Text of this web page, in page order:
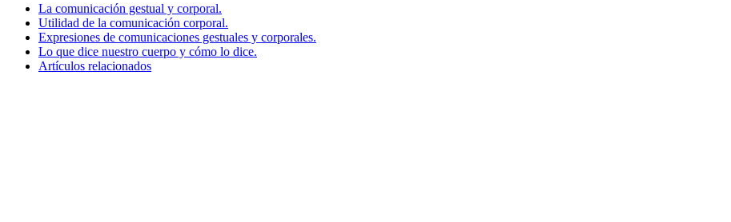
La comunicación gestual y corporal.
Utilidad de la comunicación corporal.
Expresiones de comunicaciones gestuales y corporales.
Lo que dice nuestro cuerpo y cómo lo dice.
Artículos relacionados